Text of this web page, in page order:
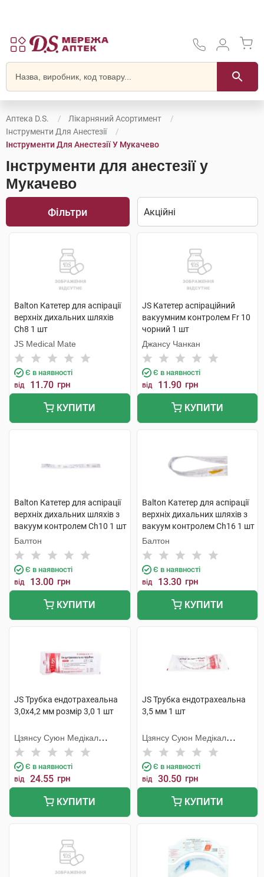
Аптека D.S.
Лікарняний Асортимент
Інструменти Для Анестезії
Інструменти Для Анестезії У Мукачево
Інструменти для анестезії у
Мукачево
Фільтри
Balton Катетер для аспірації
верхніх дихальних шляхів
Ch8 1 шт
JS Medical Mate
Є в наявності
від 11.70 грн
КУПИТИ
JS Катетер аспіраційний
вакуумним контролем Fr 10
чорний 1 шт
Джансу Чанкан
Є в наявності
від 11.90 грн
КУПИТИ
Balton Катетер для аспірації
верхніх дихальних шляхів з
вакуум контролем Ch10 1 шт
Балтон
Є в наявності
від 13.00 грн
КУПИТИ
Balton Катетер для аспірації
верхніх дихальних шляхів з
вакуум контролем Ch16 1 шт
Балтон
Є в наявності
від 13.30 грн
КУПИТИ
JS Трубка ендотрахеальна
3,0х4,2 мм розмір 3,0 1 шт
Цзянсу Суюн Медікал
Метіріалс
Є в наявності
від 24.55 грн
КУПИТИ
JS Трубка ендотрахеальна
3,5 мм 1 шт
Цзянсу Суюн Медікал
Метіріалс
Є в наявності
від 30.50 грн
КУПИТИ